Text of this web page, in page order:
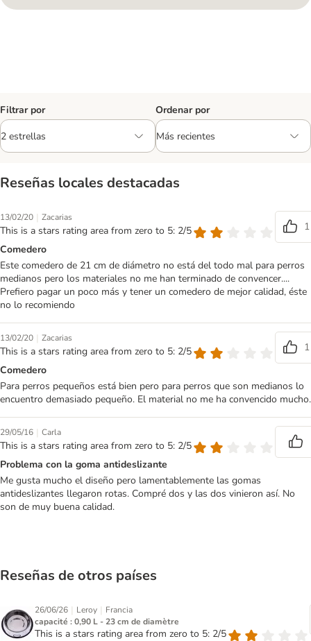
Filtrar por Ordenar por
Reseñas locales destacadas
13/02/20 | Zacarias
This is a stars rating area from zero to 5: 2/5
1
Comedero
Este comedero de 21 cm de diámetro no está del todo mal para perros
medianos pero los materiales no me han terminado de convencer....
Prefiero pagar un poco más y tener un comedero de mejor calidad, éste
no lo recomiendo
13/02/20 | Zacarias
This is a stars rating area from zero to 5: 2/5
1
Comedero
Para perros pequeños está bien pero para perros que son medianos lo
encuentro demasiado pequeño. El material no me ha convencido mucho.
29/05/16 | Carla
This is a stars rating area from zero to 5: 2/5
Problema con la goma antideslizante
Me gusta mucho el diseño pero lamentablemente las gomas
antideslizantes llegaron rotas. Compré dos y las dos vinieron así. No
son de muy buena calidad.
Reseñas de otros países
26/06/26 | Leroy | Francia
capacité : 0,90 L - 23 cm de diamètre
This is a stars rating area from zero to 5: 2/5